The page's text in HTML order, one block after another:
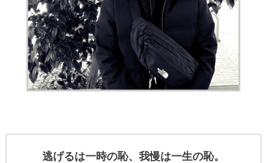
逃げるは一時の恥、我慢は一生の恥。